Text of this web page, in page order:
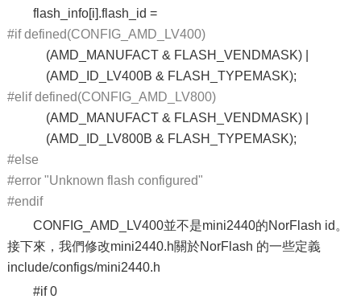
flash_info[i].flash_id =
#if defined(CONFIG_AMD_LV400)
(AMD_MANUFACT & FLASH_VENDMASK) |
(AMD_ID_LV400B & FLASH_TYPEMASK);
#elif defined(CONFIG_AMD_LV800)
(AMD_MANUFACT & FLASH_VENDMASK) |
(AMD_ID_LV800B & FLASH_TYPEMASK);
#else
#error "Unknown flash configured"
#endif
CONFIG_AMD_LV400並不是mini2440的NorFlash id。
接下來，我們修改mini2440.h關於NorFlash 的一些定義
include/configs/mini2440.h
#if 0